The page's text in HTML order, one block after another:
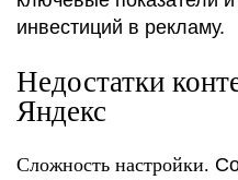
инвестиций в рекламу.
Недостатки
Яндекс
Сложность настройки.